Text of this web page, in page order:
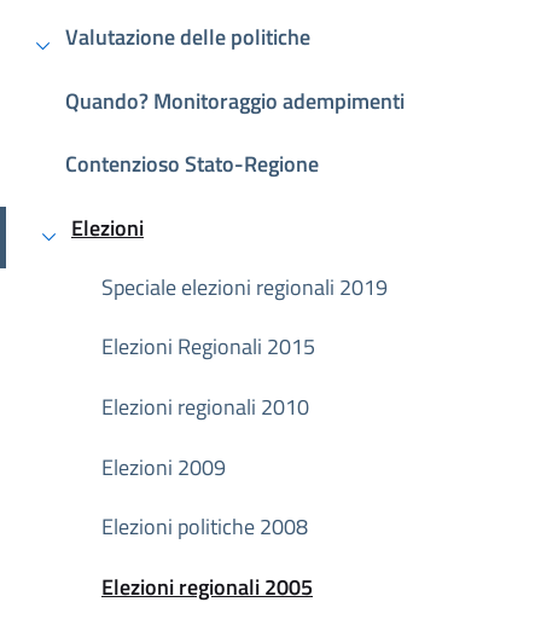
Valutazione delle politiche
Quando? Monitoraggio adempimenti
Contenzioso Stato-Regione
Elezioni
Attivo
Speciale elezioni regionali 2019
Elezioni Regionali 2015
Elezioni regionali 2010
Elezioni 2009
Elezioni politiche 2008
Elezioni regionali 2005